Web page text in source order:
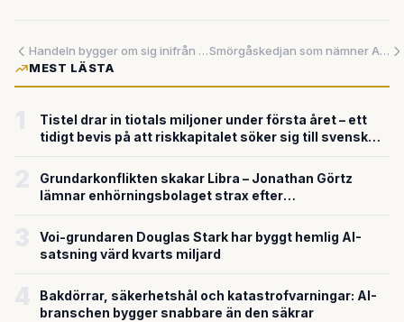
Handeln bygger om sig inifrån – data och lojalitet avgör vem som överlever
Smörgåskedjan som nämner AI 22 gånger – utan att förklara varför
MEST LÄSTA
Tistel drar in tiotals miljoner under första året – ett
tidigt bevis på att riskkapitalet söker sig till svensk
Grundarkonflikten skakar Libra – Jonathan Görtz
lämnar enhörningsbolaget strax efter
Voi-grundaren Douglas Stark har byggt hemlig AI-
satsning värd kvarts miljard
Bakdörrar, säkerhetshål och katastrofvarningar: AI-
branschen bygger snabbare än den säkrar